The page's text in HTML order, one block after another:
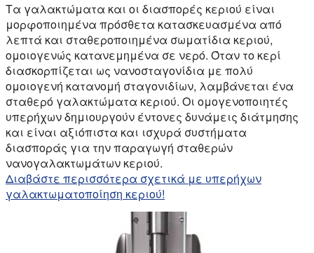
Τα γαλακτώματα και οι διασπορές κεριού είναι
μορφοποιημένα πρόσθετα κατασκευασμένα από
λεπτά και σταθεροποιημένα σωματίδια κεριού,
ομοιογενώς κατανεμημένα σε νερό. Όταν το κερί
διασκορπίζεται ως νανοσταγονίδια με πολύ
ομοιογενή κατανομή σταγονιδίων, λαμβάνεται ένα
σταθερό γαλακτώματα κεριού. Οι ομογενοποιητές
υπερήχων δημιουργούν έντονες δυνάμεις διάτμησης
και είναι αξιόπιστα και ισχυρά συστήματα
διασποράς για την παραγωγή σταθερών
νανογαλακτωμάτων κεριού.
Διαβάστε περισσότερα σχετικά με υπερήχων
γαλακτωματοποίηση κεριού!